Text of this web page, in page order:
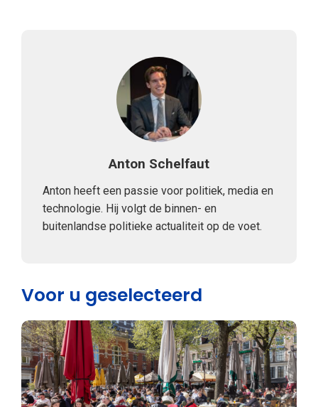
Anton Schelfaut
Anton heeft een passie voor politiek, media en
technologie. Hij volgt de binnen- en
buitenlandse politieke actualiteit op de voet.
Voor u geselecteerd